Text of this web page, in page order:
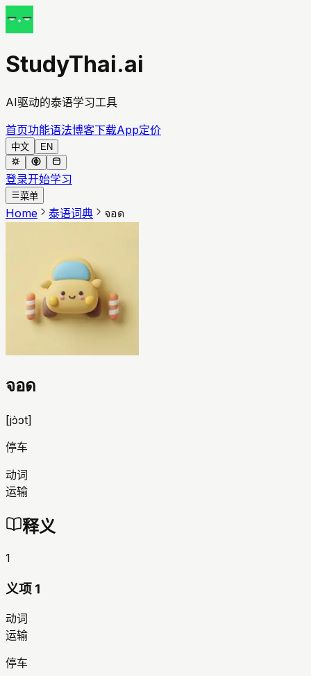
StudyThai.ai
AI驱动的泰语学习工具
首页功能语法博客下载App定价
中文 EN
登录开始学习
菜单
Home 泰语词典 จอด
จอด
[jɔ̀ɔt]
停车
动词
运输
释义
1
义项 1
动词
运输
停车